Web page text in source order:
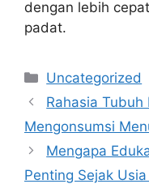
dengan lebih
padat.
Kategori
Uncategorized
Rahasia Tubuh
Mengonsumsi
Mengapa
Penting Sejak Usia